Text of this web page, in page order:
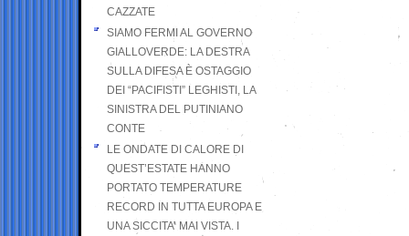
CAZZATE
SIAMO FERMI AL GOVERNO
GIALLOVERDE: LA DESTRA
SULLA DIFESA È OSTAGGIO
DEI “PACIFISTI” LEGHISTI, LA
SINISTRA DEL PUTINIANO
CONTE
LE ONDATE DI CALORE DI
QUEST’ESTATE HANNO
PORTATO TEMPERATURE
RECORD IN TUTTA EUROPA E
UNA SICCITA’ MAI VISTA. I